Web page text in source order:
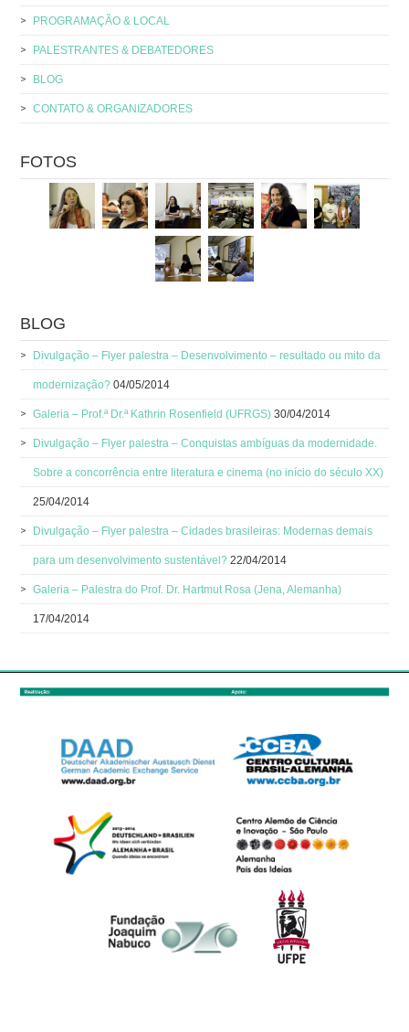
PROGRAMAÇÃO & LOCAL
PALESTRANTES & DEBATEDORES
BLOG
CONTATO & ORGANIZADORES
FOTOS
BLOG
Divulgação – Flyer palestra – Desenvolvimento – resultado ou mito da
modernização? 04/05/2014
Galeria – Prof.ª Dr.ª Kathrin Rosenfield (UFRGS) 30/04/2014
Divulgação – Flyer palestra – Conquistas ambíguas da modernidade.
Sobre a concorrência entre literatura e cinema (no início do século XX)
25/04/2014
Divulgação – Flyer palestra – Cidades brasileiras: Modernas demais
para um desenvolvimento sustentável? 22/04/2014
Galeria – Palestra do Prof. Dr. Hartmut Rosa (Jena, Alemanha)
17/04/2014